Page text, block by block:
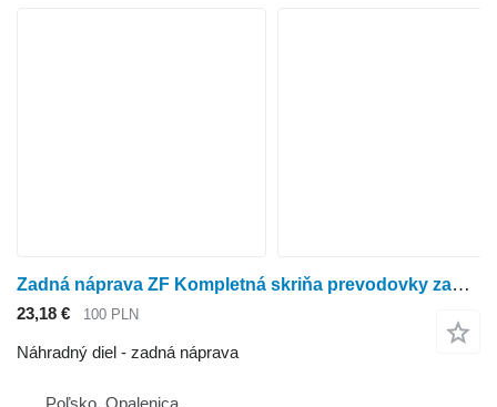
Zadná náprava ZF Kompletná skriňa prevodovky zadnej nápravy MT-L 3025 II Weideman DIELY
23,18 € 100 PLN
Náhradný diel - zadná náprava
Poľsko, Opalenica